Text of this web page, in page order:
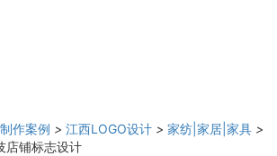
作案例 > 江西LOGO设计 > 家纺|家居|家具 >
铺标志设计